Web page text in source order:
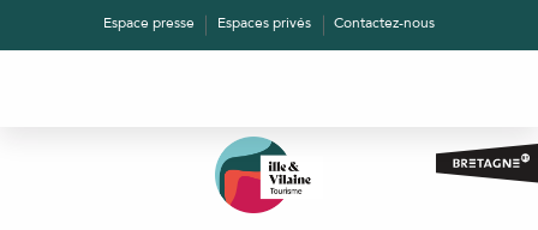
Espace presse Espaces privés Contactez-nous